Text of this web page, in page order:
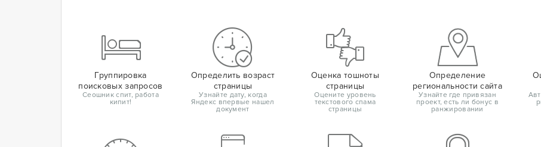
Группировка
поисковых запросов
Сеошник спит, работа
кипит!
Определить возраст
страницы
Узнайте дату, когда
Яндекс впервые нашел
документ
Оценка тошноты
страницы
Оцените уровень
текстового спама
страницы
Определение
региональности сайта
Узнайте где привязан
проект, есть ли бонус в
ранжировании